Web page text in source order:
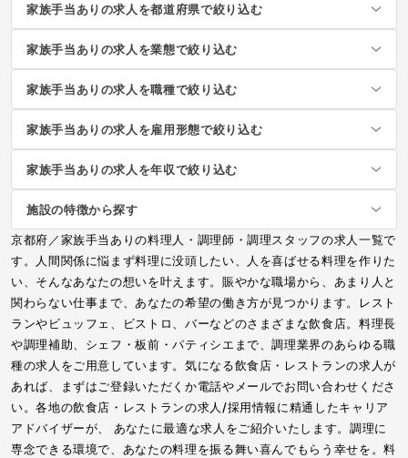
家族手当ありの求人を都道府県で絞り込む
家族手当ありの求人を業態で絞り込む
家族手当ありの求人を職種で絞り込む
家族手当ありの求人を雇用形態で絞り込む
家族手当ありの求人を年収で絞り込む
施設の特徴から探す
京都府／家族手当ありの料理人・調理師・調理スタッフの求人一覧で
す。人間関係に悩まず料理に没頭したい、人を喜ばせる料理を作りた
い、そんなあなたの想いを叶えます。賑やかな職場から、あまり人と
関わらない仕事まで、あなたの希望の働き方が見つかります。レスト
ランやビュッフェ、ビストロ、バーなどのさまざまな飲食店。料理長
や調理補助、シェフ・板前・パティシエまで、調理業界のあらゆる職
種の求人をご用意しています。気になる飲食店・レストランの求人が
あれば、まずはご登録いただくか電話やメールでお問い合わせくださ
い。各地の飲食店・レストランの求人/採用情報に精通したキャリア
アドバイザーが、 あなたに最適な求人をご紹介いたします。調理に
専念できる環境で、あなたの料理を振る舞い喜んでもらう幸せを。料